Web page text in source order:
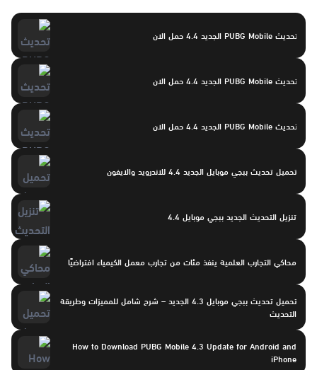
تحديث PUBG Mobile الجديد 4.4 حمل الان
تحديث PUBG Mobile الجديد 4.4 حمل الان
تحديث PUBG Mobile الجديد 4.4 حمل الان
تحميل تحديث ببجي موبايل الجديد 4.4 للاندرويد والايفون
تنزيل التحديث الجديد ببجي موبايل 4.4
محاكي التجارب العلمية ينفذ مئات من تجارب معمل الكيمياء افتراضيًا
تحميل تحديث ببجي موبايل 4.3 الجديد – شرح شامل للمميزات وطريقة
التحديث
How to Download PUBG Mobile 4.3 Update for Android and
iPhone